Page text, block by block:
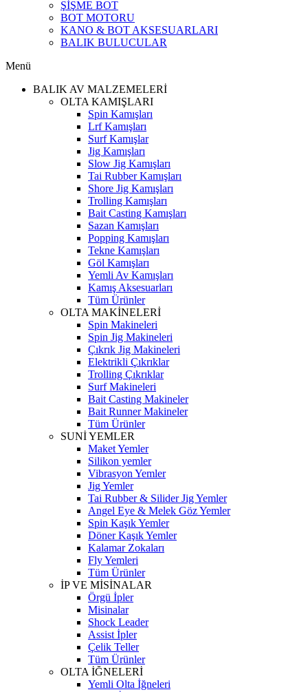
ŞİŞME BOT
BOT MOTORU
KANO & BOT AKSESUARLARI
BALIK BULUCULAR
Menü
BALIK AV MALZEMELERİ
OLTA KAMIŞLARI
Spin Kamışları
Lrf Kamışları
Surf Kamışlar
Jig Kamışları
Slow Jig Kamışları
Tai Rubber Kamışları
Shore Jig Kamışları
Trolling Kamışları
Bait Casting Kamışları
Sazan Kamışları
Popping Kamışları
Tekne Kamışları
Göl Kamışları
Yemli Av Kamışları
Kamış Aksesuarları
Tüm Ürünler
OLTA MAKİNELERİ
Spin Makineleri
Spin Jig Makineleri
Çıkrık Jig Makineleri
Elektrikli Çıkrıklar
Trolling Çıkrıklar
Surf Makineleri
Bait Casting Makineler
Bait Runner Makineler
Tüm Ürünler
SUNİ YEMLER
Maket Yemler
Silikon yemler
Vibrasyon Yemler
Jig Yemler
Tai Rubber & Silider Jig Yemler
Angel Eye & Melek Göz Yemler
Spin Kaşık Yemler
Döner Kaşık Yemler
Kalamar Zokaları
Fly Yemleri
Tüm Ürünler
İP VE MİSİNALAR
Örgü İpler
Misinalar
Shock Leader
Assist İpler
Çelik Teller
Tüm Ürünler
OLTA İĞNELERİ
Yemli Olta İğneleri